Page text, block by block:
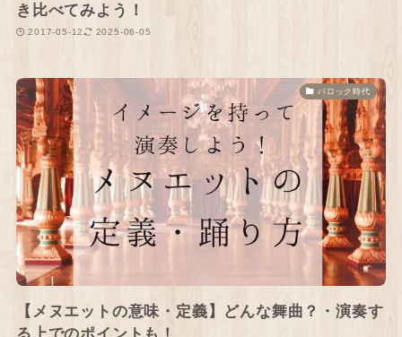
き比べてみよう！
2017-05-12 2025-06-05
バロック時代
【メヌエットの意味・定義】どんな舞曲？・演奏す
る上でのポイントも！